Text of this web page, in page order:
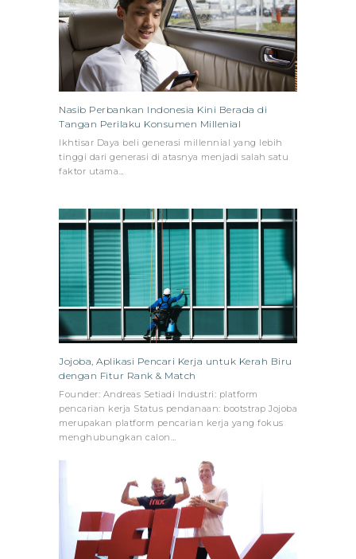
Nasib Perbankan Indonesia Kini Berada di
Tangan Perilaku Konsumen Millenial
Ikhtisar Daya beli generasi millennial yang lebih
tinggi dari generasi di atasnya menjadi salah satu
faktor utama…
Jojoba, Aplikasi Pencari Kerja untuk Kerah Biru
dengan Fitur Rank & Match
Founder: Andreas Setiadi Industri: platform
pencarian kerja Status pendanaan: bootstrap Jojoba
merupakan platform pencarian kerja yang fokus
menghubungkan calon…